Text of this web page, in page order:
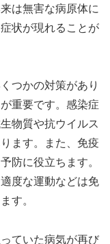
は無害な病原体に
状が現れることが
つかの対策があり
重要です。感染症
物質や抗ウイルス
ます。また、免疫
防に役立ちます。
度な運動などは免
す。
ていた病気が再び